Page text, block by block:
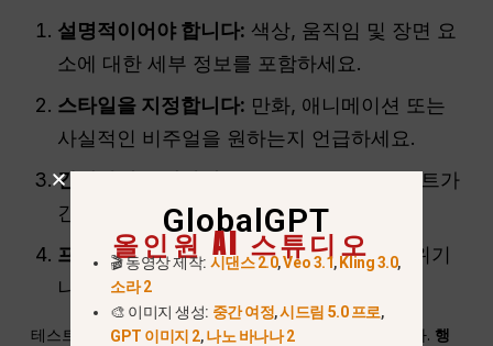
설명적이어야 합니다: 색상, 움직임 및 장면 요
소에 대한 세부 정보를 포함하세요.
스타일을 지정합니다: 만화, 애니메이션 또는
사실적인 비주얼을 원하는지 언급하세요.
간결하게 유지하세요:짧고 명확한 프롬프트가
긴 단락보다 더 효과적입니다.
프리셋 테스트:일부 사전 설정은 특정 분위기
나 시네마틱 효과를 강화합니다.
테스트 결과 다음과 같은 프롬프트가 모두 포함되었습니다. 행
GlobalGPT
올인원 AI 스튜디오
🎬 동영상 제작: 시댄스 2.0,Veo 3.1,Kling 3.0,
소라 2
🎨 이미지 생성: 중간 여정,시드림 5.0 프로,
GPT 이미지 2,나노 바나나 2